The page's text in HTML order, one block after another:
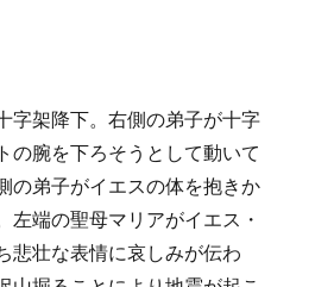
字架降下。右側の弟子が十字
の腕を下ろそうとして動いて
の弟子がイエスの体を抱きか
左端の聖母マリアがイエス・
悲壮な表情に哀しみが伝わ